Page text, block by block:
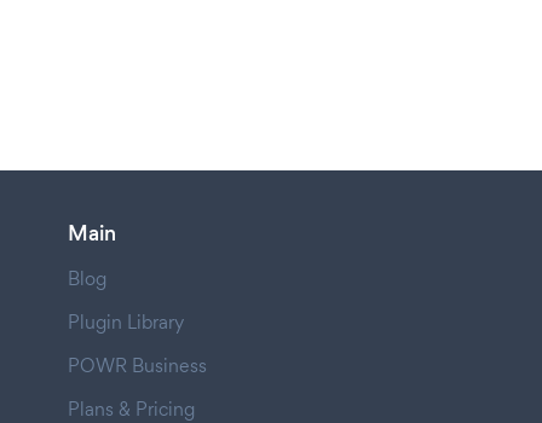
Main
Blog
Plugin Library
POWR Business
Plans & Pricing